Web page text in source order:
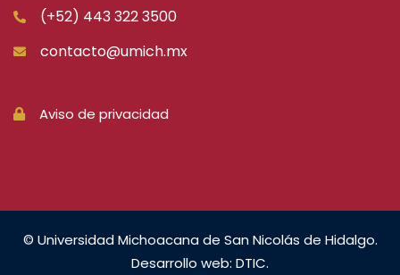
(+52) 443 322 3500
contacto@umich.mx
Aviso de privacidad
© Universidad Michoacana de San Nicolás de Hidalgo.
Desarrollo web: DTIC.